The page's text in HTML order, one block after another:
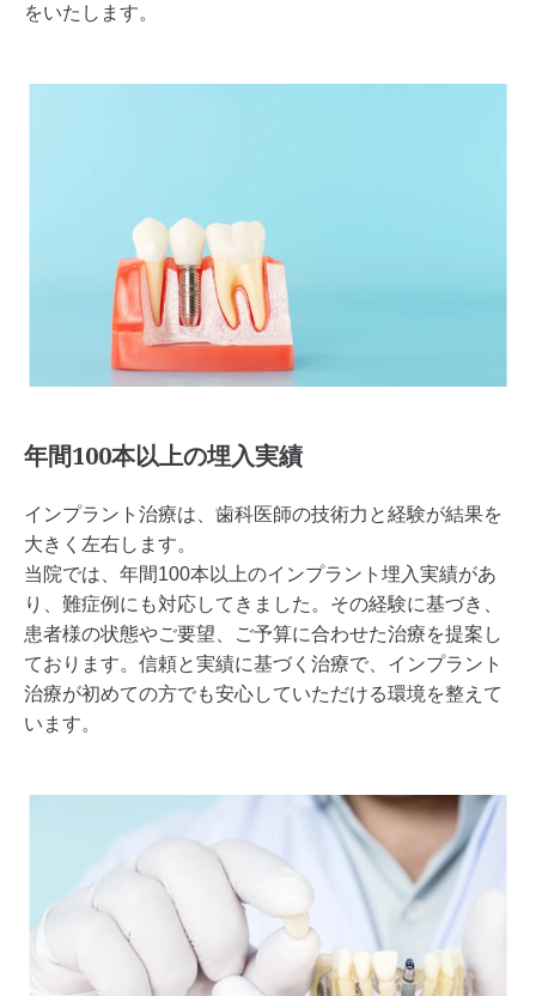
をいたします。
年間100本以上の埋入実績
インプラント治療は、歯科医師の技術力と経験が結果を
大きく左右します。
当院では、年間100本以上のインプラント埋入実績があ
り、難症例にも対応してきました。その経験に基づき、
患者様の状態やご要望、ご予算に合わせた治療を提案し
ております。信頼と実績に基づく治療で、インプラント
治療が初めての方でも安心していただける環境を整えて
います。